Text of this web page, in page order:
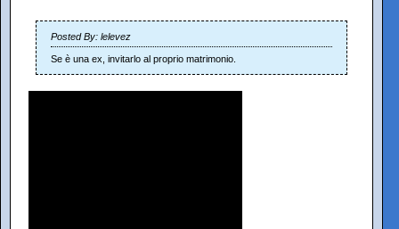
Posted By: lelevez
Se è una ex, invitarlo al proprio matrimonio.